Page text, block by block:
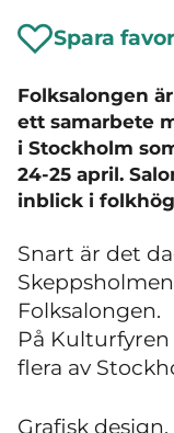
Spara
Folksalongen
ett samarbete
i Stockholm
24-25 april.
inblick i
Snart är det
Folksalongen.
På Kulturfyren
flera av
Grafisk